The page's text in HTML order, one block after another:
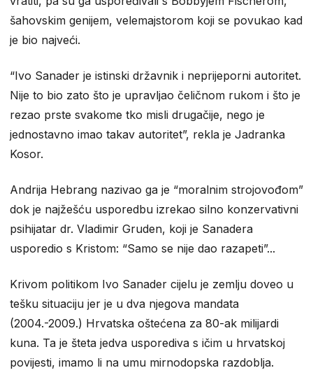
šahovskim genijem, velemajstorom koji se povukao kad
je bio najveći.
“Ivo Sanader je istinski državnik i neprijeporni autoritet.
Nije to bio zato što je upravljao čeličnom rukom i što je
rezao prste svakome tko misli drugačije, nego je
jednostavno imao takav autoritet”, rekla je Jadranka
Kosor.
Andrija Hebrang nazivao ga je “moralnim strojovođom”
dok je najžešću usporedbu izrekao silno konzervativni
psihijatar dr. Vladimir Gruden, koji je Sanadera
usporedio s Kristom: “Samo se nije dao razapeti”...
Krivom politikom Ivo Sanader cijelu je zemlju doveo u
tešku situaciju jer je u dva njegova mandata
(2004.-2009.) Hrvatska oštećena za 80-ak milijardi
kuna. Ta je šteta jedva usporediva s ičim u hrvatskoj
povijesti, imamo li na umu mirnodopska razdoblja.